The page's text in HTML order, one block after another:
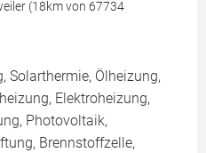
(18km von 67734
Solarthermie, Ölheizung,
Elektroheizung,
Photovoltaik,
Brennstoffzelle,